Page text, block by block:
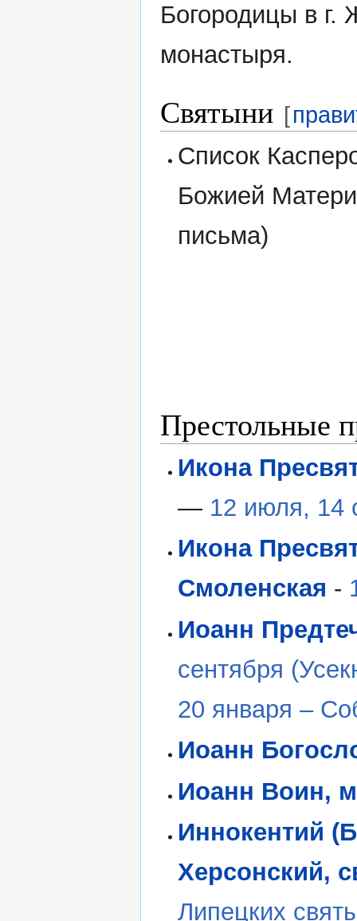
Богородицы в г.
монастыря.
Святыни [
Список
Божией
письма)
Престольные
Икона
— 12 июля, 14
Икона
Смоленская -
Иоанн
сентября
20 января –
Иоанн
Иоанн Воин,
Иннокентий
Херсонский,
Липецких